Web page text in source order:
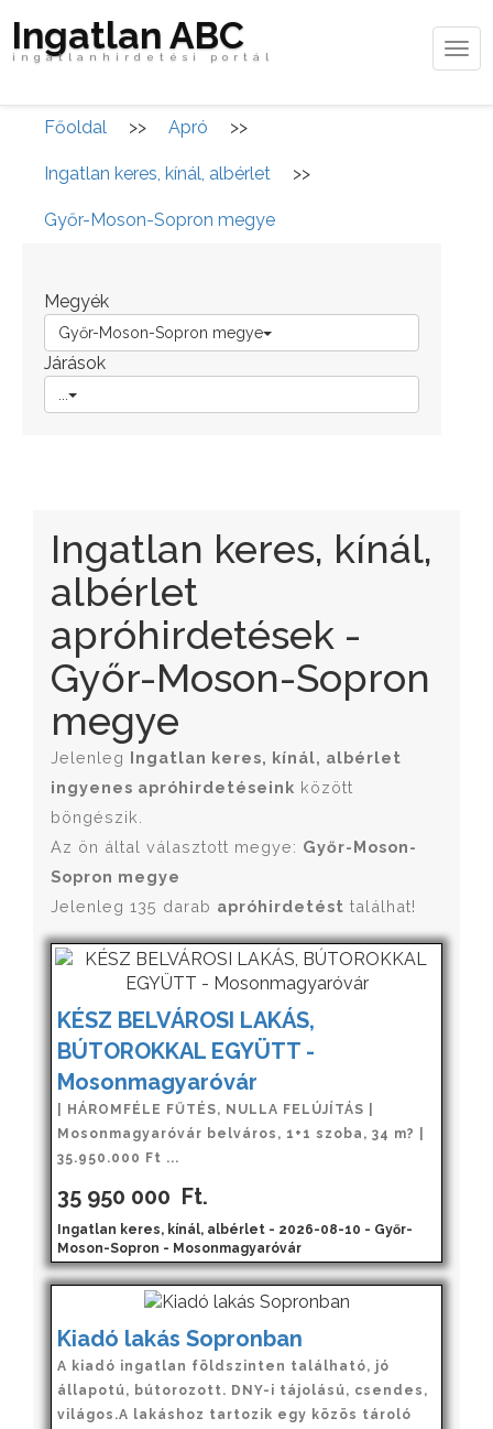
Ingatlan ABC
ingatlanhirdetési portál
Főoldal >> Apró >>
Ingatlan keres, kínál, albérlet >>
Győr-Moson-Sopron megye
Megyék
Győr-Moson-Sopron megye
Járások
Ingatlan keres, kínál,
albérlet
apróhirdetések -
Győr-Moson-Sopron
megye
Jelenleg Ingatlan keres, kínál, albérlet
ingyenes apróhirdetéseink között
böngészik.
Az ön által választott megye: Győr-Moson-
Sopron megye
Jelenleg 135 darab apróhirdetést találhat!
KÉSZ BELVÁROSI LAKÁS,
BÚTOROKKAL EGYÜTT -
Mosonmagyaróvár
| HÁROMFÉLE FŰTÉS, NULLA FELÚJÍTÁS |
Mosonmagyaróvár belváros, 1+1 szoba, 34 m? |
35.950.000 Ft ...
35 950 000 Ft.
Ingatlan keres, kínál, albérlet - 2026-08-10 - Győr-
Moson-Sopron - Mosonmagyaróvár
Kiadó lakás Sopronban
A kiadó ingatlan földszinten található, jó
állapotú, bútorozott. DNY-i tájolású, csendes,
világos.A lakáshoz tartozik egy közös tároló